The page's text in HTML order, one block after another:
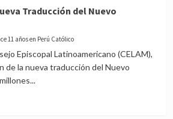
Traducción del Nuevo
11 años en Perú Católico
Episcopal Latinoamericano (CELAM),
de la nueva traducción del Nuevo